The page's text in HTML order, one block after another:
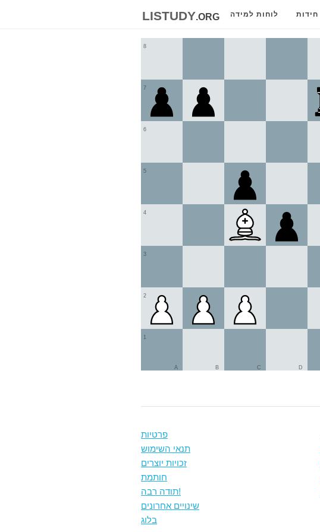
listudy.org לוחות למידה חידות
1
2
3
4
5
6
7
8
A B C D
פרטיות
תנאי השימוש
זכויות יוצרים
חותמת
תודה רבה!
שינויים אחרונים
בלוג